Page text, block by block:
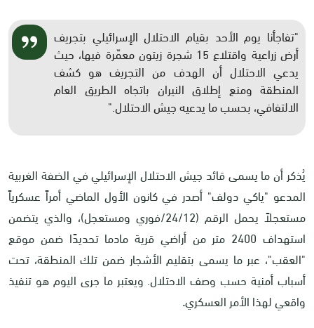
"تفاجأنا يوم الأحد بقيام الاحتلال الإسرائيلي بتجريف
أرض زراعية واقتلاع 15 شجرة زيتون معمّرة فيها، حيث
يدعي الاحتلال أن الهدف من التجريف هو كشف
المنطقة ومنع إطلاق النيران باتجاه الطريق العام
الالتفافي، بحسب ما يدعيه جيش الاحتلال".
يُذكر أن ما يسمى قائد جيش الاحتلال الإسرائيلي في الضفة الغربية
المدعو "ياكي دولف" أصدر في كانون الأول الماضي أمراً عسكرياً
مستعجلاً يحمل الرقم (24/12/فوري ومستعجل)، والذي يتضمن
استهداف 2400 متر من أراضي قرية مادما تحديدًا ضمن موقع
"العقب"، عبر ما يسمى بتقليم الأشجار ضمن تلك المنطقة، تحت
أسباب أمنية حسب وصف الاحتلال. ويعتبر ما جرى اليوم هو تنفيذ
واقعي لهذا الأمر العسكري.